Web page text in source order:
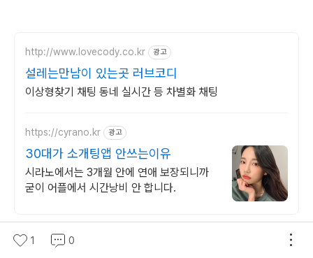
http://www.lovecody.co.kr 광고
설레는만남이 있는곳 러브코디
이상형찾기 채팅 동네 실시간 등 차별화 채팅
https://cyrano.kr 광고
30대가 소개팅앱 안쓰는이유
시라노에서는 3개월 안에 연애 보장되니까
굳이 어플에서 시간낭비 안 합니다.
1 0